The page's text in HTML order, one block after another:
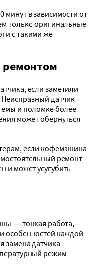
минут в зависимости от
только оригинальные
с такими же
ремонтом
если заметили
датчик
и поломке более
может обернуться
если кофемашина
ремонт
и может усугубить
— тонкая работа,
особенностей каждой
замена датчика
режим